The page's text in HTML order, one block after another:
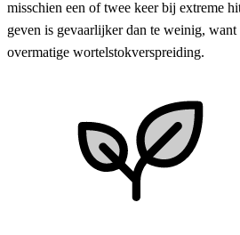
misschien een of twee keer bij extreme
geven is gevaarlijker dan te weinig,
overmatige wortelstokverspreiding.